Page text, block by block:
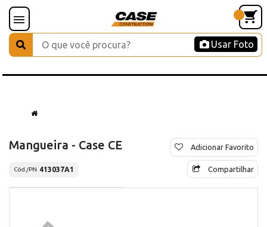
Usar Foto
Mangueira - Case CE
Cód./PN 413037A1
Adicionar Favorito
Compartilhar